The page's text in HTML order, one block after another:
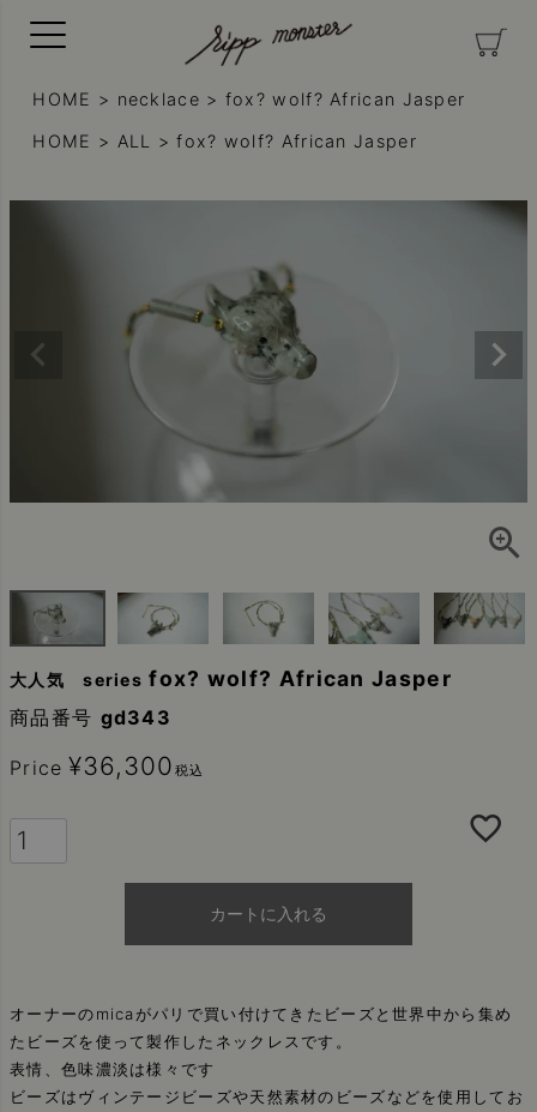
HOME necklace fox? wolf? African Jasper
HOME ALL fox? wolf? African Jasper
大人気 series fox? wolf? African Jasper
商品番号 gd343
Price ¥36,300 税込
カートに入れる
オーナーのmicaがパリで買い付けてきたビーズと世界中から集め
たビーズを使って製作したネックレスです。
表情、色味濃淡は様々です
ビーズはヴィンテージビーズや天然素材のビーズなどを使用してお